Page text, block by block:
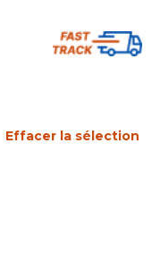
Effacer la sélection